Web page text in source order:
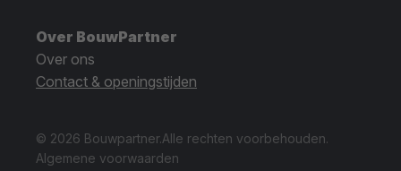
Over BouwPartner
Over ons
Contact & openingstijden
© 2026 Bouwpartner.Alle rechten voorbehouden.
Algemene voorwaarden